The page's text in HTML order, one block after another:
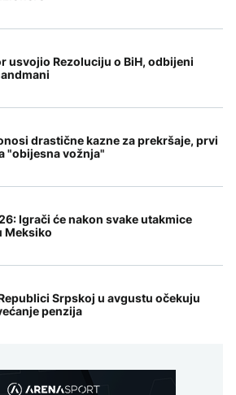
usvojio Rezoluciju o BiH, odbijeni
drastične kazne za prekršaje, prvi
"obijesna vožnja"
Igrači će nakon svake utakmice
Meksiko
Srpskoj u avgustu očekuju
penzija